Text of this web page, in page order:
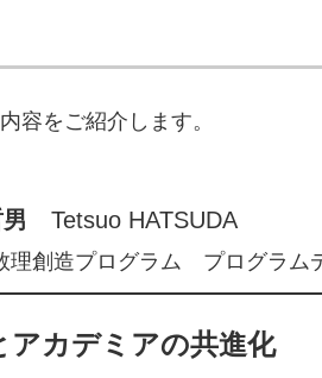
容をご紹介します。
Tetsuo HATSUDA
創造プログラム プログラム
アカデミアの共進化